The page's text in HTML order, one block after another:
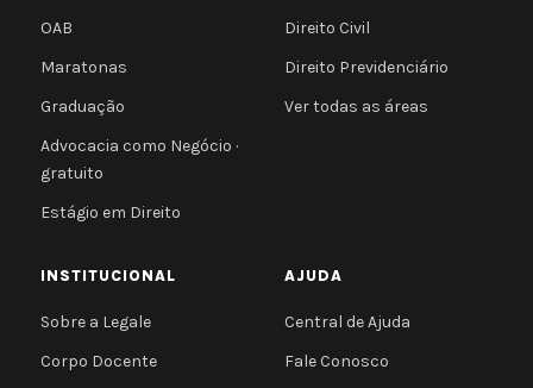
OAB
Maratonas
Graduação
Advocacia como Negócio ·
gratuito
Estágio em Direito
Direito Civil
Direito Previdenciário
Ver todas as áreas
INSTITUCIONAL
Sobre a Legale
Corpo Docente
AJUDA
Central de Ajuda
Fale Conosco